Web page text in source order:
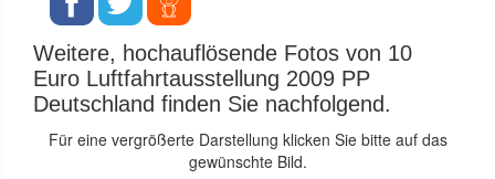
Weitere, hochauflösende Fotos von 10
Euro Luftfahrtausstellung 2009 PP
Deutschland finden Sie nachfolgend.
Für eine vergrößerte Darstellung klicken Sie bitte auf das
gewünschte Bild.